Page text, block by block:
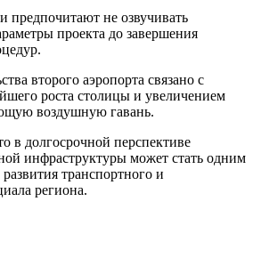
предпочитают не озвучивать
проекта до завершения
второго аэропорта связано с
роста столицы и увеличением
воздушную гавань.
в долгосрочной перспективе
инфраструктуры может стать одним
транспортного и
региона.